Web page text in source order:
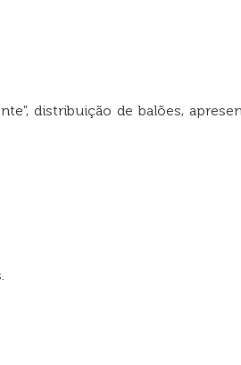
distribuição de balões,